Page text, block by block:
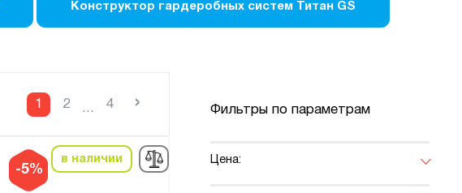
Конструктор гардеробных систем Титан GS
1 2 ... 4 ›
-5%
в наличии
Фильтры по параметрам
Цена: